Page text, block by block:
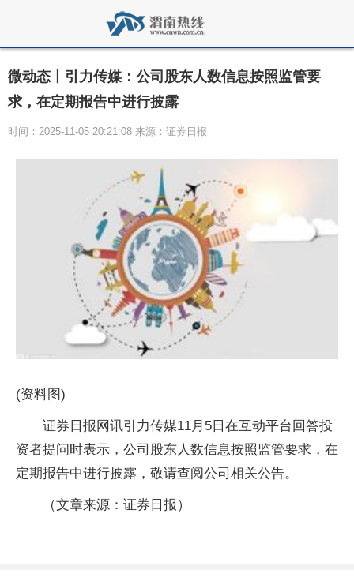
微动态丨引力传媒：公司股东人数信息按照监管要
求，在定期报告中进行披露
时间：2025-11-05 20:21:08 来源：证券日报
(资料图)
证券日报网讯引力传媒11月5日在互动平台回答投
资者提问时表示，公司股东人数信息按照监管要求，在
定期报告中进行披露，敬请查阅公司相关公告。
（文章来源：证券日报）